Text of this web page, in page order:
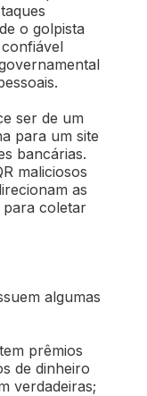
o golpista
ser de um
para um site
bancárias.
maliciosos
as
para coletar
algumas
prêmios
de dinheiro
verdadeiras;